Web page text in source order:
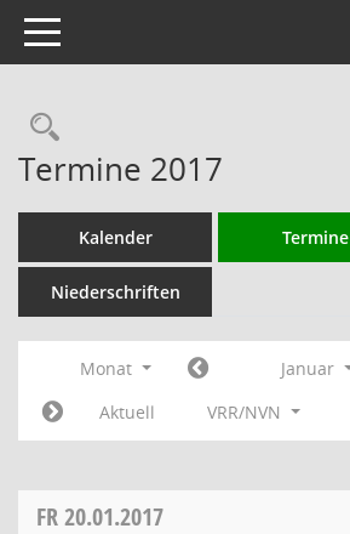
Toggle navigation
Rechercheauswahl
Termine 2017
Kalender Termine
Niederschriften
Monat Januar
Aktuell
VRR/NVN
FR20.01.2017